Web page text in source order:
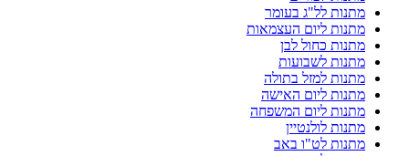
מתנות לל"ג בעומר
מתנות ליום העצמאות
מתנות כחול לבן
מתנות לשבועות
מתנות למזל בתולה
מתנות ליום האישה
מתנות ליום המשפחה
מתנות לולנטיין
מתנות לט"ו באב